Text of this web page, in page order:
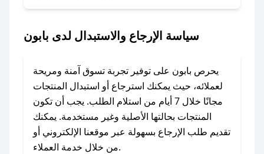
في حال عدم توفر كوبونات لمتجرك المفضل، يمكنك
أسرع وقت ممكن.
### كيف تحصل على كوبونات خصم حصرية من
بابون؟
للحصول على كوبونات وخصومات حصرية، قم بما
يلي:
- اضغط على أيقونة متابعة لمتجر بابون في تطبيق
صحصح.
سياسة الإرجاع والاستبدال لدى بابون
يحرص بابون على توفير تجربة تسوق آمنة ومريحة
لعملائه، حيث يمكنك استرجاع أو استبدال المنتجات
مجانًا خلال 7 أيام من استلام الطلب. يجب أن تكون
المنتجات بحالتها الأصلية وغير مستخدمة. يمكنك
تقديم طلب الإرجاع بسهولة عبر موقعنا الإلكتروني أو
من خلال خدمة العملاء.